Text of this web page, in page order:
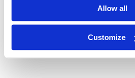
Allow all
Customize